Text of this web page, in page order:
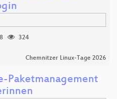
324
Chemnitzer Linux-Tage 2026
Paketmanagement